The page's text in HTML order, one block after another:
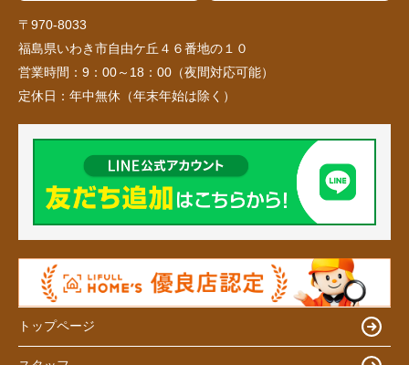
〒970-8033
福島県いわき市自由ケ丘４６番地の１０
営業時間： 9：00～18：00（夜間対応可能）
定休日： 年中無休（年末年始は除く）
トップページ